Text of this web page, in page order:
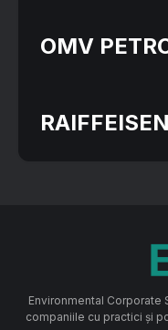
OMV
RAIFFEISEN
Environmental Corporate
companiile cu practici și